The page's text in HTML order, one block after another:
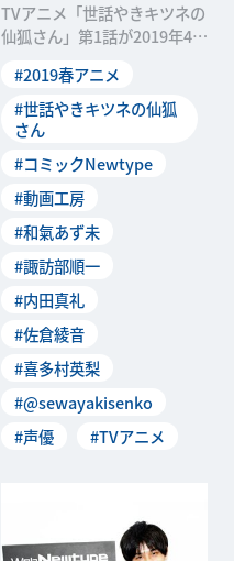
TVアニメ「世話やきキツネの
仙狐さん」第1話が2019年4月
狐さん」は自
#2019春アニメ
#世話やきキツネの仙狐
さん
#コミックNewtype
#動画工房
#和氣あず未
#諏訪部順一
#内田真礼
#佐倉綾音
#喜多村英梨
#@sewayakisenko
#声優
#TVアニメ